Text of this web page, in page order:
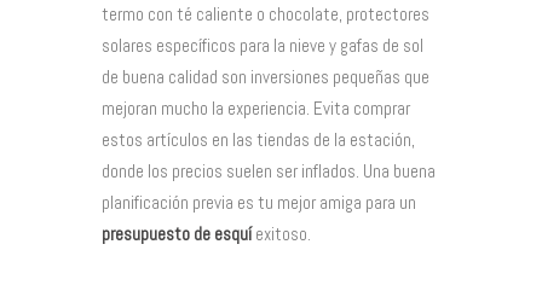
termo con té caliente o chocolate, protectores
solares específicos para la nieve y gafas de sol
de buena calidad son inversiones pequeñas que
mejoran mucho la experiencia. Evita comprar
estos artículos en las tiendas de la estación,
donde los precios suelen ser inflados. Una buena
planificación previa es tu mejor amiga para un
presupuesto de esquíexitoso.